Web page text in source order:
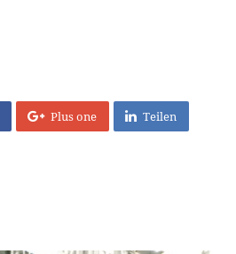
Plus one Teilen